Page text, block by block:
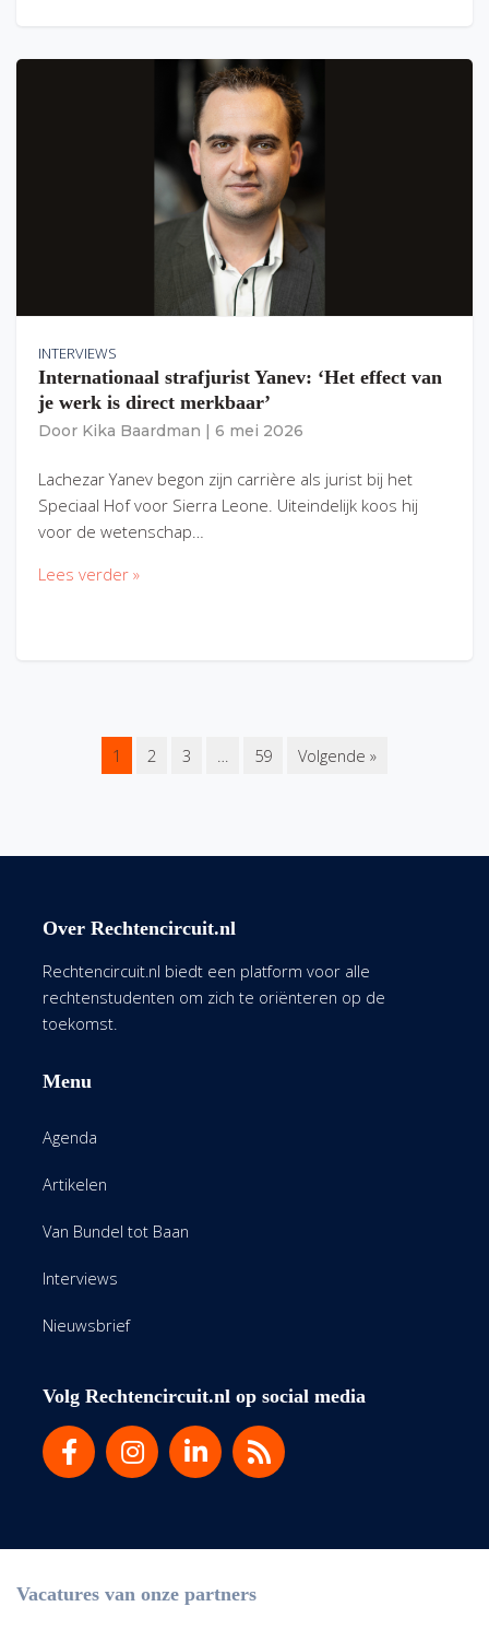
INTERVIEWS
Internationaal strafjurist Yanev: ‘Het effect van
je werk is direct merkbaar’
Door Kika Baardman 6 mei 2026
Lachezar Yanev begon zijn carrière als jurist bij het
Speciaal Hof voor Sierra Leone. Uiteindelijk koos hij
voor de wetenschap…
Lees verder »
1 2 3 … 59 Volgende »
Over Rechtencircuit.nl
Rechtencircuit.nl biedt een platform voor alle
rechtenstudenten om zich te oriënteren op de
toekomst.
Menu
Agenda
Artikelen
Van Bundel tot Baan
Interviews
Nieuwsbrief
Volg Rechtencircuit.nl op social media
Vacatures van onze partners